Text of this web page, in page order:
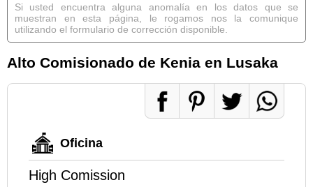
Si usted encuentra alguna anomalía en los datos que se
muestran en esta página, le rogamos nos la comunique
utilizando el formulario de corrección disponible.
Alto Comisionado de Kenia en Lusaka
Oficina
High Comission